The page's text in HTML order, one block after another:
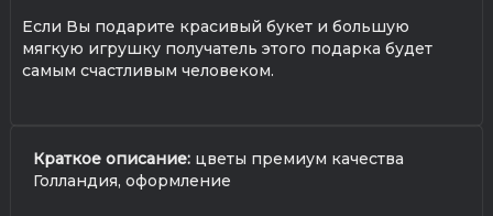
Если Вы подарите красивый букет и большую
мягкую игрушку получатель этого подарка будет
самым счастливым человеком.
Краткое описание: цветы премиум качества
Голландия, оформление